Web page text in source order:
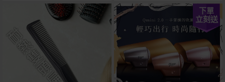
下單
立刻送